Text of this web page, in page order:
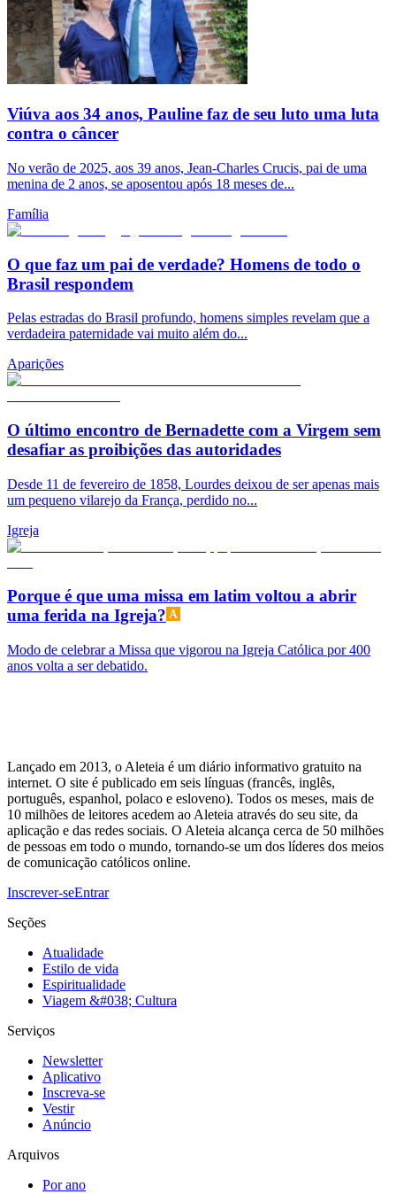
Viúva aos 34 anos, Pauline faz de seu luto uma luta
contra o câncer
No verão de 2025, aos 39 anos, Jean-Charles Crucis, pai de uma
menina de 2 anos, se aposentou após 18 meses de...
Família
O que faz um pai de verdade? Homens de todo o
Brasil respondem
Pelas estradas do Brasil profundo, homens simples revelam que a
verdadeira paternidade vai muito além do...
Aparições
O último encontro de Bernadette com a Virgem sem
desafiar as proibições das autoridades
Desde 11 de fevereiro de 1858, Lourdes deixou de ser apenas mais
um pequeno vilarejo da França, perdido no...
Igreja
Porque é que uma missa em latim voltou a abrir
uma ferida na Igreja?
Modo de celebrar a Missa que vigorou na Igreja Católica por 400
anos volta a ser debatido.
Lançado em 2013, o Aleteia é um diário informativo gratuito na
internet. O site é publicado em seis línguas (francês, inglês,
português, espanhol, polaco e esloveno). Todos os meses, mais de
10 milhões de leitores acedem ao Aleteia através do seu site, da
aplicação e das redes sociais. O Aleteia alcança cerca de 50 milhões
de pessoas em todo o mundo, tornando-se um dos líderes dos meios
de comunicação católicos online.
Inscrever-seEntrar
Seções
Atualidade
Estilo de vida
Espiritualidade
Viagem &#038; Cultura
Serviços
Newsletter
Aplicativo
Inscreva-se
Vestir
Anúncio
Arquivos
Por ano